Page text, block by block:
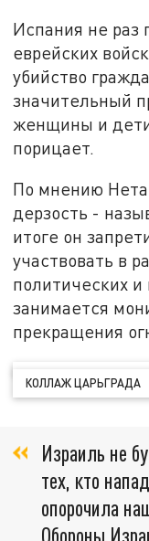
Испания не раз
еврейских
убийство
значительный
женщины и
порицает.
По мнению
дерзость -
итоге он
участвовать в
политических
занимается
прекращения
КОЛЛАЖ ЦАРЬГРАДА
Израиль не
тех, кто
опорочила
Обороны